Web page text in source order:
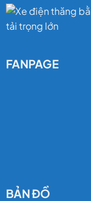
FANPAGE
BẢN ĐỒ